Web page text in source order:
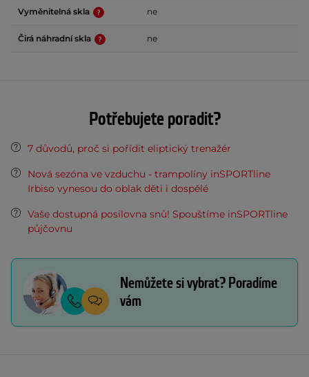
Vyměnitelná skla ne
Čirá náhradní skla ne
Potřebujete poradit?
7 důvodů, proč si pořídit eliptický trenažér
Nová sezóna ve vzduchu - trampolíny inSPORTline
Irbiso vynesou do oblak děti i dospělé
Vaše dostupná posilovna snů! Spouštíme inSPORTline
půjčovnu
Nemůžete si vybrat? Poradíme
vám